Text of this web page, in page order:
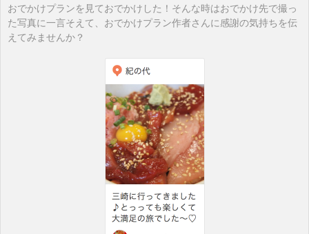
おでかけプランを見ておでかけした！そんな時はおでかけ先で撮っ
た写真に一言そえて、おでかけプラン作者さんに感謝の気持ちを伝
えてみませんか？